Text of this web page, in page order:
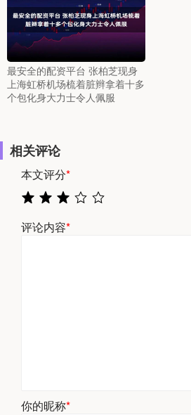
最安全的配资平台 张柏芝现身
上海虹桥机场梳着脏辫拿着十多
个包化身大力士令人佩服
相关评论
本文评分*
评论内容*
你的昵称*